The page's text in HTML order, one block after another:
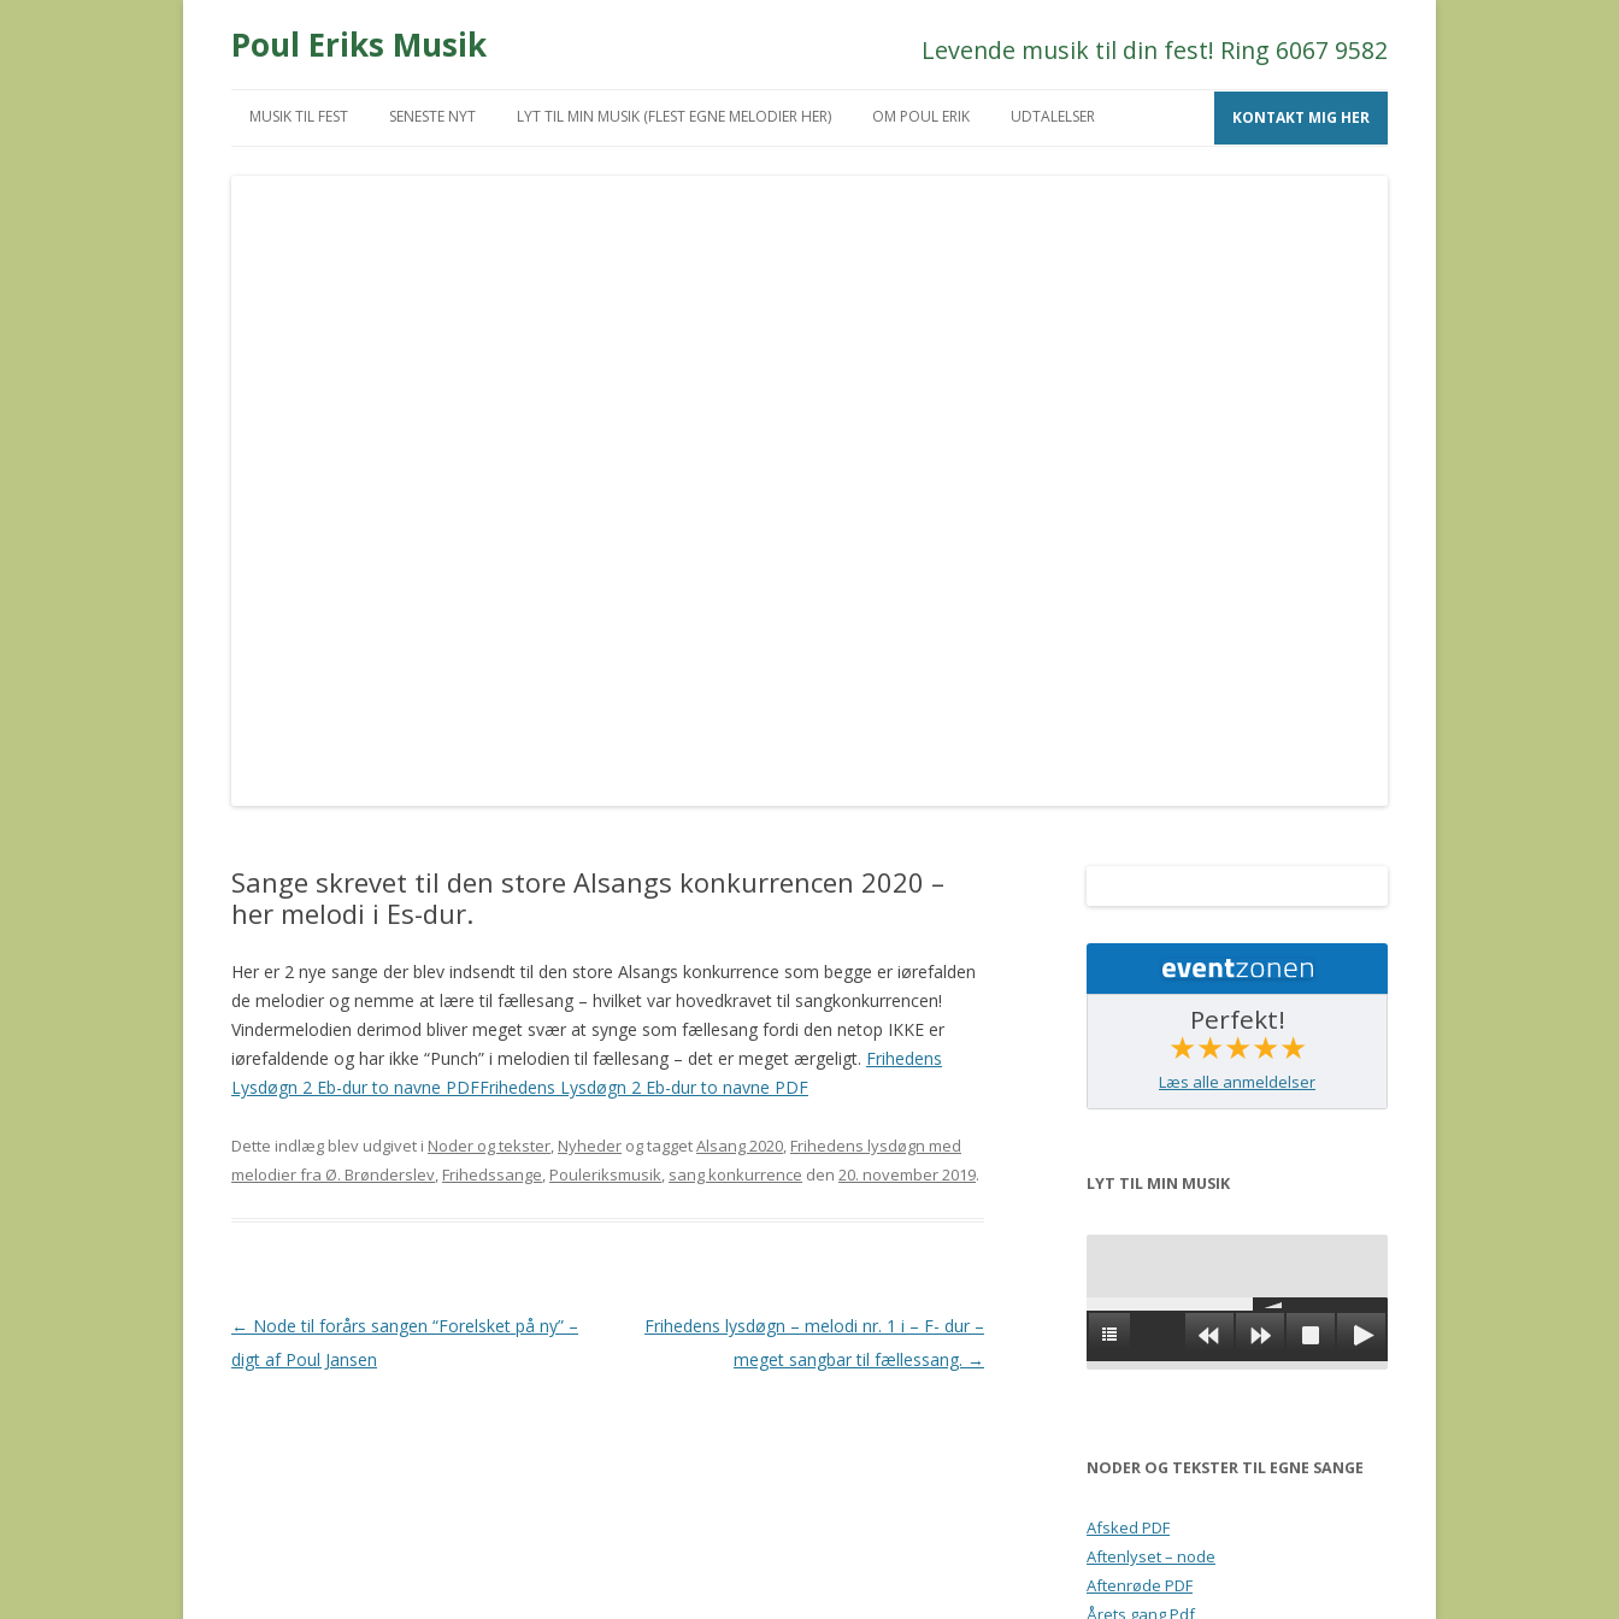
Poul Eriks Musik Levende musik til din fest! Ring 6067 9582
til
indhold
MUSIK TIL FEST SENESTE NYT LYT TIL MIN MUSIK (FLEST EGNE MELODIER HER) OM POUL ERIK UDTALELSER KONTAKT MIG HER
Sange skrevet til den store Alsangs konkurrencen 2020 –
her melodi i Es-dur.
Her er 2 nye sange der blev indsendt til den store Alsangs konkurrence som begge er iørefalden
de melodier og nemme at lære til fællesang – hvilket var hovedkravet til sangkonkurrencen!
Vindermelodien derimod bliver meget svær at synge som fællesang fordi den netop IKKE er
iørefaldende og har ikke “Punch” i melodien til fællesang – det er meget ærgeligt. Frihedens
Lysdøgn 2 Eb-dur to navne PDFFrihedens Lysdøgn 2 Eb-dur to navne PDF
Dette indlæg blev udgivet i Noder og tekster, Nyheder og taggetAlsang 2020, Frihedens lysdøgn med
melodier fra Ø. Brønderslev, Frihedssange, Pouleriksmusik, sang konkurrence den 20. november 2019.
Indlægsnavigation
← Node til forårs sangen “Forelsket på ny” –
digt af Poul Jansen
Frihedens lysdøgn – melodi nr. 1 i – F- dur –
meget sangbar til fællessang. →
Perfekt!
★★★★★
Læs alle anmeldelser
LYT TIL MIN MUSIK
NODER OG TEKSTER TIL EGNE SANGE
Afsked PDF
Aftenlyset – node
Aftenrøde PDF
Årets gang Pdf